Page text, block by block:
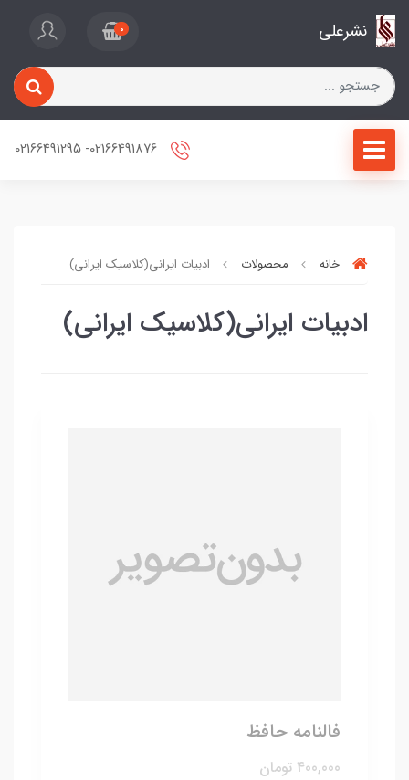
نشرعلی 0
خانه محصولات ادبیات ایرانی(کلاسیک ایرانی)
ادبیات ایرانی(کلاسیک ایرانی)
فالنامه حافظ
400,000 تومان